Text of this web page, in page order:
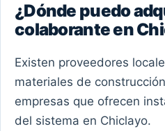
¿Dónde puedo
colaborante en
Existen proveedores
materiales de
empresas que ofrecen
del sistema en Chiclayo.